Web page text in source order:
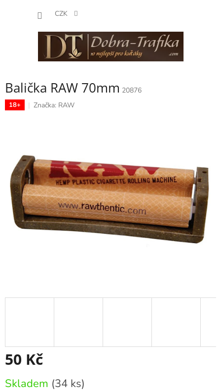
CZK
Balička RAW 70mm 20876
18+ Značka: RAW
50 Kč
cena:
Skladem (34 ks)